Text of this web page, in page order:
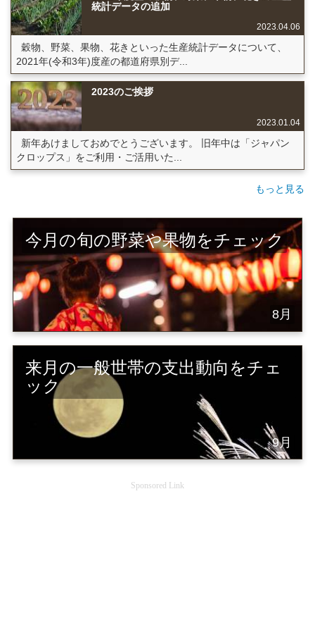
統計データの追加
2023.04.06
穀物、野菜、果物、花きといった生産統計データについて、
2021年(令和3年)度産の都道府県別デ...
2023のご挨拶
2023.01.04
新年あけましておめでとうございます。 旧年中は「ジャパン
クロップス」をご利用・ご活用いた...
もっと見る
今月の旬の野菜や果物をチェック
8月
来月の一般世帯の支出動向をチェ
ック
9月
Sponsored Link